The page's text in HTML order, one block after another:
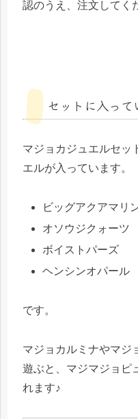
認のうえ、注文してく
セットに入って
マジョカジュエルセッ
エルが入っています。
ビッグアクアマリ
オソウジクォーツ
ボイストパーズ
ヘンシンオパール
です。
マジョカルミナやマジ
遊ぶと、マジマジョピ
れます♪